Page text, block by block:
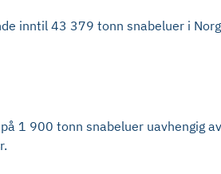
43 379 tonn snabeluer i
1 900 tonn snabeluer